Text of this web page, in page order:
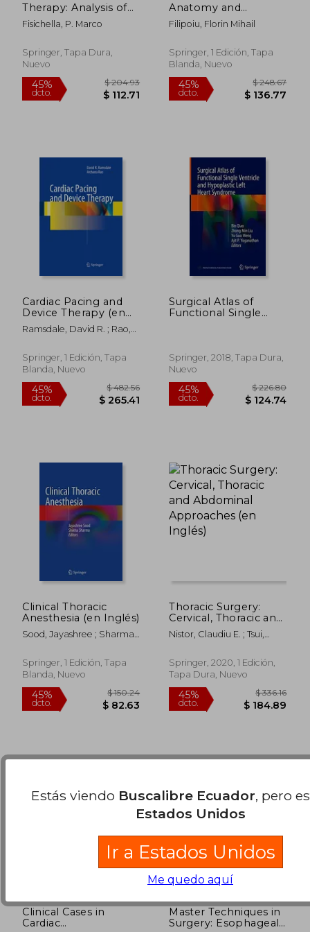
45%
dcto. $ 38.79
45%
dcto.
Therapy: Analysis of
Causes and Principles
of Treatment (en
Fisichella, P. Marco
Springer, Tapa Dura,
Nuevo
$ 112.71
Anatomy and
Development (en
Inglés)
Filipoiu, Florin Mihail
Springer, 1 Edición, Tapa
Blanda, Nuevo
$
Cardiac Pacing and
Device Therapy (en
Inglés)
Ramsdale, David R. ; Rao,
Springer, 1 Edición, Tapa
Blanda, Nuevo
Surgical Atlas of
Functional Single
Inglés)
Springer, 2018, Tapa Dura,
Nuevo
Clinical Thoracic
Anesthesia (en Inglés)
Sood, Jayashree ; Sharma,
Springer, 1 Edición, Tapa
Blanda, Nuevo
Thoracic Surgery:
Cervical, Thoracic and
Abdominal
Approaches (en
Nistor, Claudiu E. ; Tsui,
Springer, 2020, 1 Edición,
Tapa Dura, Nuevo
Clinical Cases in
Cardiac
Master Techniques in
Surgery: Esophageal
Estás viendo Buscalibre Ecuador, pero
Estados Unidos
Ir a Estados Unidos
Me quedo aquí